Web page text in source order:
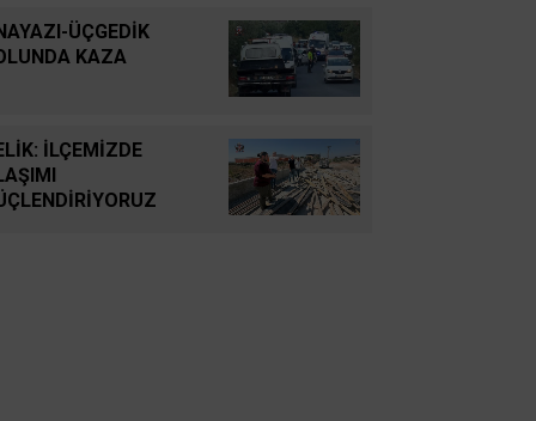
Bir Dönem: Kerkük’ten
Ceyhan’a Stratejik
Ahmet Süreyya DURNA
SARAYKENT’TE ŞİİR
ŞÖLENİ
ÜÇGEDİK
KAZA
İLÇEMİZDE